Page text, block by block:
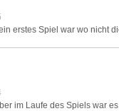
erstes Spiel war wo nicht
im Laufe des Spiels war